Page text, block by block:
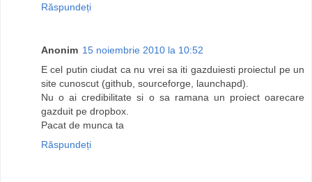
Răspundeți
Anonim 15 noiembrie 2010 la 10:52
E cel putin ciudat ca nu vrei sa iti gazduiesti proiectul pe un
site cunoscut (github, sourceforge, launchapd).
Nu o ai credibilitate si o sa ramana un proiect oarecare
gazduit pe dropbox.
Pacat de munca ta
Răspundeți